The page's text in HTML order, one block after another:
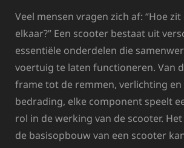
Veel mensen vragen zich af: “Hoe
elkaar?” Een scooter bestaat uit
essentiële onderdelen die
voertuig te laten functioneren. Van
frame tot de remmen, verlichting en
bedrading, elke component speelt
rol in de werking van de scooter.
de basisopbouw van een scooter